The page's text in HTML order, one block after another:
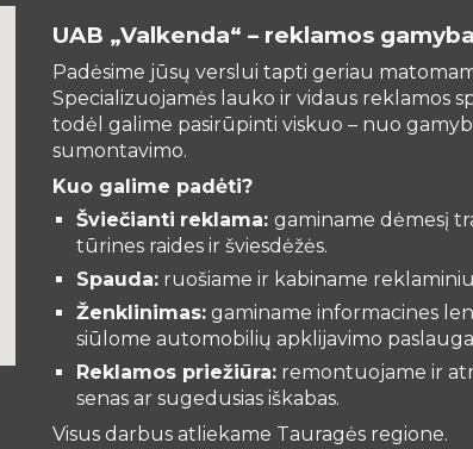
UAB „Valkenda“ – reklamos
Padėsime jūsų verslui tapti geriau
Specializuojamės lauko ir vidaus reklamos
todėl galime pasirūpinti viskuo – nuo
sumontavimo.
Kuo galime padėti?
Šviečianti reklama: gaminame dėmesį
tūrines raides ir šviesdėžės.
Spauda:ruošiame ir kabiname
Ženklinimas:gaminame informacines
siūlome automobilių apklijavimo
Reklamos priežiūra:remontuojame ir
senas ar sugedusias iškabas.
Visus darbus atliekame Tauragės regione.